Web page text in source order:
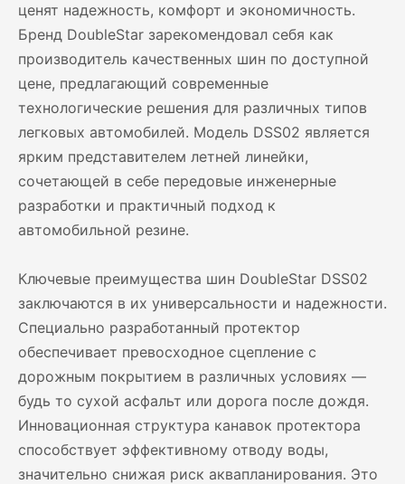
ценят надежность, комфорт и экономичность.
Бренд DoubleStar зарекомендовал себя как
производитель качественных шин по доступной
цене, предлагающий современные
технологические решения для различных типов
легковых автомобилей. Модель DSS02 является
ярким представителем летней линейки,
сочетающей в себе передовые инженерные
разработки и практичный подход к
автомобильной резине.
Ключевые преимущества шин DoubleStar DSS02
заключаются в их универсальности и надежности.
Специально разработанный протектор
обеспечивает превосходное сцепление с
дорожным покрытием в различных условиях —
будь то сухой асфальт или дорога после дождя.
Инновационная структура канавок протектора
способствует эффективному отводу воды,
значительно снижая риск аквапланирования. Это